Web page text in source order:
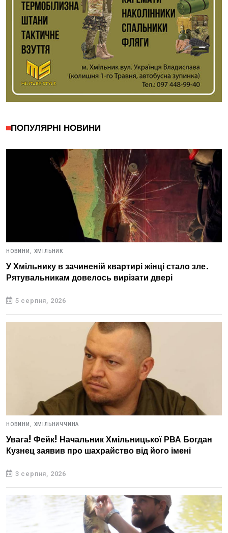
ПОПУЛЯРНІ НОВИНИ
НОВИНИ, ХМІЛЬНИК
У Хмільнику в зачиненій квартирі жінці стало зле.
Рятувальникам довелось вирізати двері
5 серпня, 2026
НОВИНИ, ХМІЛЬНИЧЧИНА
Увага! Фейк! Начальник Хмільницької РВА Богдан
Кузнец заявив про шахрайство від його імені
3 серпня, 2026